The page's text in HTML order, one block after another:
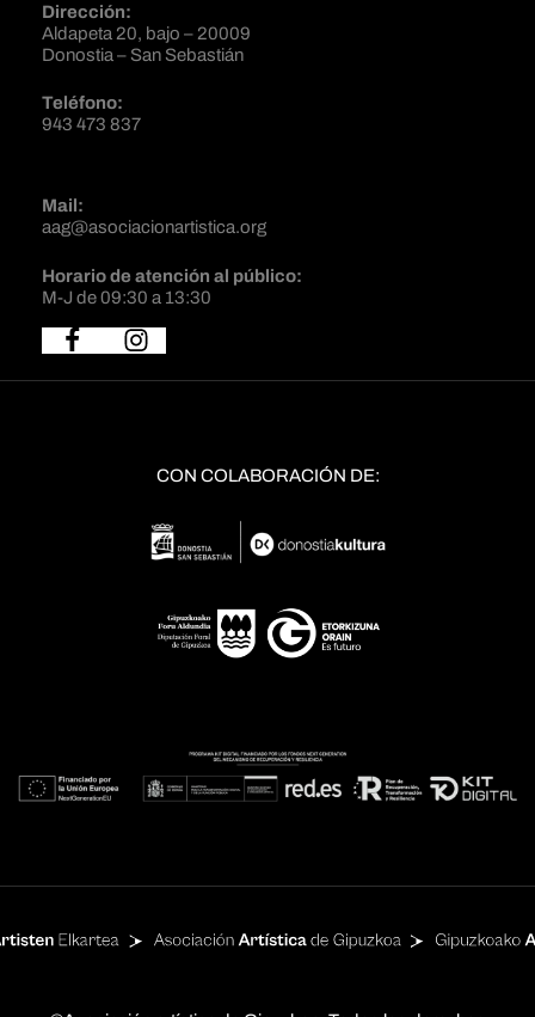
Dirección:
Aldapeta 20, bajo – 20009
Donostia – San Sebastián
Teléfono:
943 473 837
Mail:
aag@asociacionartistica.org
Horario de atención al público:
M-J de 09:30 a 13:30
CON COLABORACIÓN DE: